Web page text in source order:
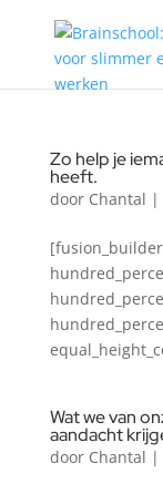
Zo help je
heeft.
door Chantal |
Wat we van
aandacht
door Chantal |